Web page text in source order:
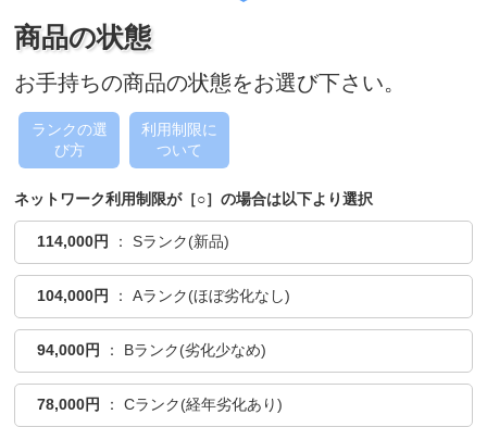
商品の状態
お手持ちの商品の状態をお選び下さい。
ランクの選
び方
利用制限に
ついて
ネットワーク利用制限が［○］の場合は以下より選択
114,000円 ： Sランク(新品)
104,000円 ： Aランク(ほぼ劣化なし)
94,000円 ： Bランク(劣化少なめ)
78,000円 ： Cランク(経年劣化あり)